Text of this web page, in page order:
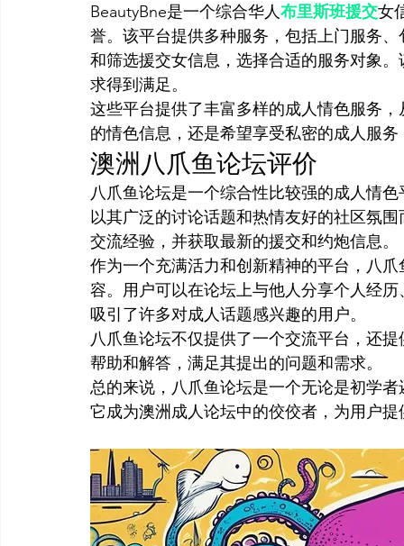
BeautyBne是一个综合华人布里斯班援交女
誉。该平台提供多种服务，包括上门服务
和筛选援交女信息，选择合适的服务对象
求得到满足。
这些平台提供了丰富多样的成人情色服务
的情色信息，还是希望享受私密的成人服
澳洲八爪鱼论坛评价
八爪鱼论坛是一个综合性比较强的成人情
以其广泛的讨论话题和热情友好的社区氛
交流经验，并获取最新的援交和约炮信息。
作为一个充满活力和创新精神的平台，八
容。用户可以在论坛上与他人分享个人经
吸引了许多对成人话题感兴趣的用户。
八爪鱼论坛不仅提供了一个交流平台，还
帮助和解答，满足其提出的问题和需求。
总的来说，八爪鱼论坛是一个无论是初学
它成为澳洲成人论坛中的佼佼者，为用户